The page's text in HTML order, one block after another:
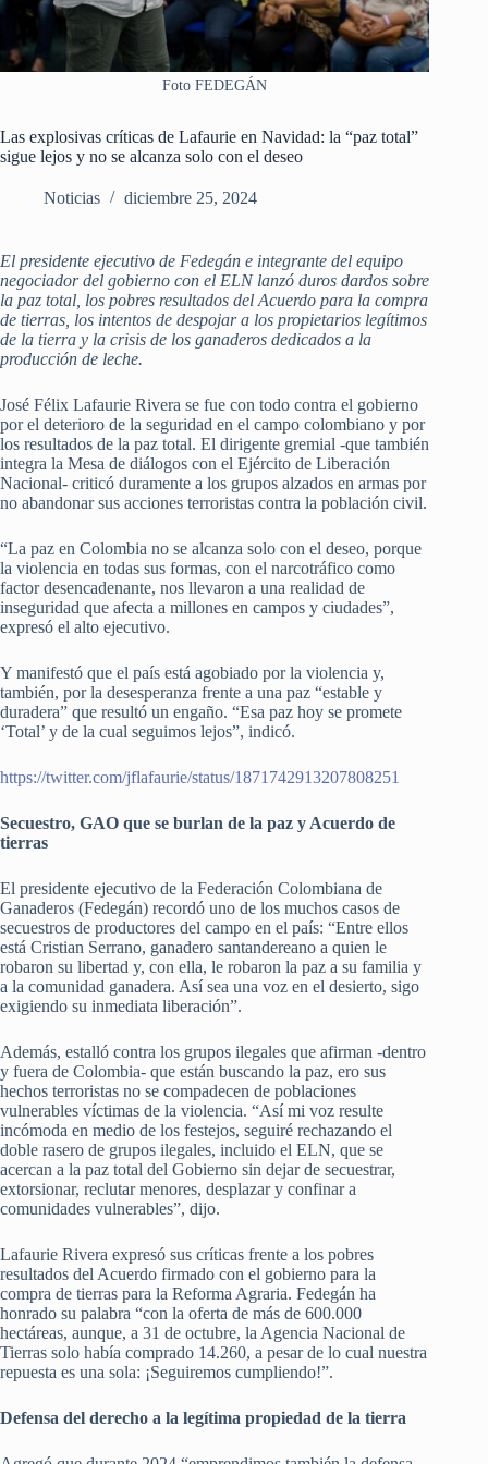
Foto FEDEGÁN
Las explosivas críticas de Lafaurie en Navidad: la “paz total”
sigue lejos y no se alcanza solo con el deseo
Noticias diciembre 25, 2024
El presidente ejecutivo de Fedegán e integrante del equipo
negociador del gobierno con el ELN lanzó duros dardos sobre
la paz total, los pobres resultados del Acuerdo para la compra
de tierras, los intentos de despojar a los propietarios legítimos
de la tierra y la crisis de los ganaderos dedicados a la
producción de leche.
José Félix Lafaurie Rivera se fue con todo contra el gobierno
por el deterioro de la seguridad en el campo colombiano y por
los resultados de la paz total. El dirigente gremial -que también
integra la Mesa de diálogos con el Ejército de Liberación
Nacional- criticó duramente a los grupos alzados en armas por
no abandonar sus acciones terroristas contra la población civil.
“La paz en Colombia no se alcanza solo con el deseo, porque
la violencia en todas sus formas, con el narcotráfico como
factor desencadenante, nos llevaron a una realidad de
inseguridad que afecta a millones en campos y ciudades”,
expresó el alto ejecutivo.
Y manifestó que el país está agobiado por la violencia y,
también, por la desesperanza frente a una paz “estable y
duradera” que resultó un engaño. “Esa paz hoy se promete
‘Total’ y de la cual seguimos lejos”, indicó.
https://twitter.com/jflafaurie/status/1871742913207808251
Secuestro, GAO que se burlan de la paz y Acuerdo de
tierras
El presidente ejecutivo de la Federación Colombiana de
Ganaderos (Fedegán) recordó uno de los muchos casos de
secuestros de productores del campo en el país: “Entre ellos
está Cristian Serrano, ganadero santandereano a quien le
robaron su libertad y, con ella, le robaron la paz a su familia y
a la comunidad ganadera. Así sea una voz en el desierto, sigo
exigiendo su inmediata liberación”.
Además, estalló contra los grupos ilegales que afirman -dentro
y fuera de Colombia- que están buscando la paz, ero sus
hechos terroristas no se compadecen de poblaciones
vulnerables víctimas de la violencia. “Así mi voz resulte
incómoda en medio de los festejos, seguiré rechazando el
doble rasero de grupos ilegales, incluido el ELN, que se
acercan a la paz total del Gobierno sin dejar de secuestrar,
extorsionar, reclutar menores, desplazar y confinar a
comunidades vulnerables”, dijo.
Lafaurie Rivera expresó sus críticas frente a los pobres
resultados del Acuerdo firmado con el gobierno para la
compra de tierras para la Reforma Agraria. Fedegán ha
honrado su palabra “con la oferta de más de 600.000
hectáreas, aunque, a 31 de octubre, la Agencia Nacional de
Tierras solo había comprado 14.260, a pesar de lo cual nuestra
repuesta es una sola: ¡Seguiremos cumpliendo!”.
Defensa del derecho a la legítima propiedad de la tierra